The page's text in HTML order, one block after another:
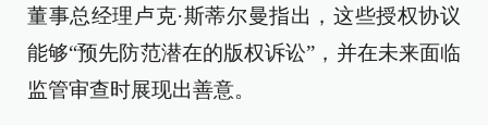
董事总经理卢克·斯蒂尔曼指出，这些授权协议
能够“预先防范潜在的版权诉讼”，并在未来面临
监管审查时展现出善意。